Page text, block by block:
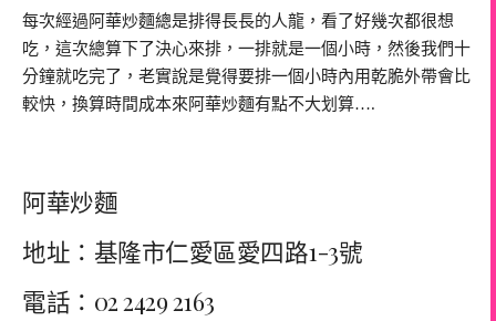
每次經過阿華炒麵總是排得長長的人龍，看了好幾次都很想
吃，這次總算下了決心來排，一排就是一個小時，然後我們十
分鐘就吃完了，老實說是覺得要排一個小時內用乾脆外帶會比
較快，換算時間成本來阿華炒麵有點不大划算….
阿華炒麵
地址：基隆市仁愛區愛四路1-3號
電話：02 2429 2163